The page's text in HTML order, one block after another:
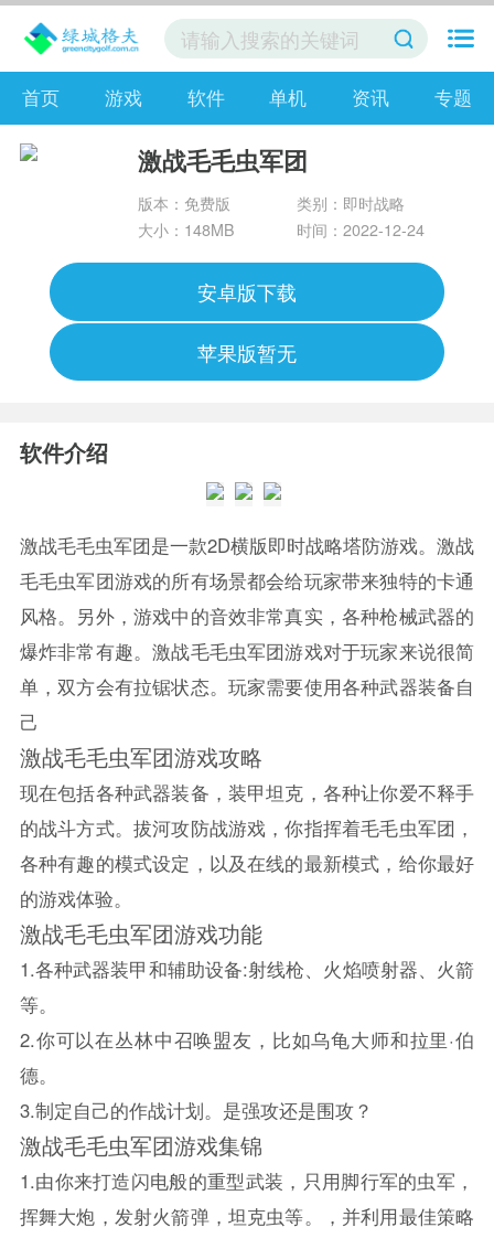
首页 游戏 软件 单机 资讯 专题
激战毛毛虫军团
版本：免费版
类别：即时战略
大小：148MB
时间：2022-12-24
安卓版下载
苹果版暂无
软件介绍
激战毛毛虫军团是一款2D横版即时战略塔防游戏。激战
毛毛虫军团游戏的所有场景都会给玩家带来独特的卡通
风格。另外，游戏中的音效非常真实，各种枪械武器的
爆炸非常有趣。激战毛毛虫军团游戏对于玩家来说很简
单，双方会有拉锯状态。玩家需要使用各种武器装备自
己
激战毛毛虫军团游戏攻略
现在包括各种武器装备，装甲坦克，各种让你爱不释手
的战斗方式。拔河攻防战游戏，你指挥着毛毛虫军团，
各种有趣的模式设定，以及在线的最新模式，给你最好
的游戏体验。
激战毛毛虫军团游戏功能
1.各种武器装甲和辅助设备:射线枪、火焰喷射器、火箭
等。
2.你可以在丛林中召唤盟友，比如乌龟大师和拉里·伯
德。
3.制定自己的作战计划。是强攻还是围攻？
激战毛毛虫军团游戏集锦
1.由你来打造闪电般的重型武装，只用脚行军的虫军，
挥舞大炮，发射火箭弹，坦克虫等。，并利用最佳策略